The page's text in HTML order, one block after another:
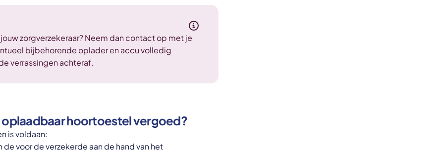
zorgverzekeraar? Neem dan contact op met je
bijbehorende oplader en accu volledig
verrassingen achteraf.
hoortoestel vergoed?
is voldaan:
voor de verzekerde aan de hand van het